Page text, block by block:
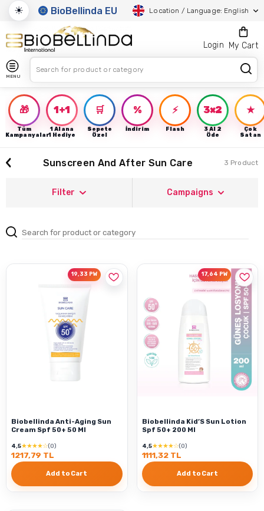
☀ BioBellinda EU Location / Language: English
Login My Cart
MENU
🎁
Tüm
Kampanyalar
1+1
1 Alana
1 Hediye
🛒
Sepete
Özel
%
İndirim
⚡
Flash
3×2
3 Al 2
Öde
★
Çok
Satan
Sunscreen And After Sun Care 3 Product
Filter Campaigns
19,33 PW
Biobellinda Anti-Aging Sun
Cream Spf 50+ 50 Ml
4,5★★★★☆(0)
1217,79 TL
Add to Cart
17,64 PW
Biobellinda Kid’S Sun Lotion
Spf 50+ 200 Ml
4,5★★★★☆(0)
1111,32 TL
Add to Cart